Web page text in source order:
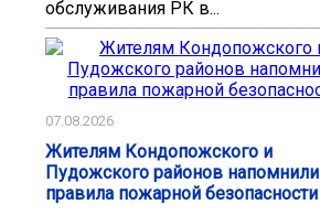
обслуживания РК в...
07.08.2026
Жителям Кондопожского и
Пудожского районов напомнили
правила пожарной безопасности